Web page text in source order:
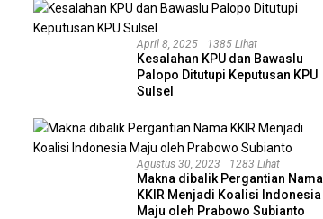
April 8, 2025 1385 Lihat
Kesalahan KPU dan Bawaslu
Palopo Ditutupi Keputusan KPU
Sulsel
Agustus 30, 2023 1283 Lihat
Makna dibalik Pergantian Nama
KKIR Menjadi Koalisi Indonesia
Maju oleh Prabowo Subianto